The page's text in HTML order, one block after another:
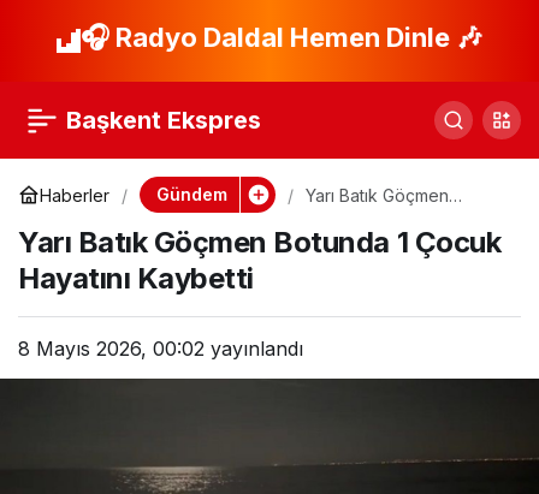
🎧 Radyo Daldal Hemen Dinle 🎶
Başkent Ekspres
Haberler Gündem
Yarı Batık Göçmen
Kaybetti
Yarı Batık Göçmen Botunda 1 Çocuk
Hayatını Kaybetti
8 Mayıs 2026, 00:02 yayınlandı
Adalet Bakanı Gürlek:
Hızlanacak
Paylaş